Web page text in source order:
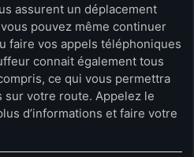
assurent un déplacement
pouvez même continuer
faire vos appels téléphoniques
connait également tous
ce qui vous permettra
sur votre route. Appelez le
d’informations et faire votre